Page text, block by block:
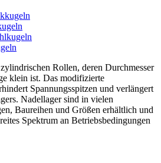
Rollen, deren Durchmesser
klein ist. Das modifizierte
Spannungsspitzen und verlängert
Nadellager sind in vielen
Baureihen und Größen erhältlich und
Spektrum an Betriebsbedingungen